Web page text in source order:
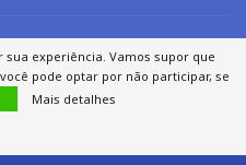
experiência. Vamos supor que
pode optar por não participar, se
Mais detalhes